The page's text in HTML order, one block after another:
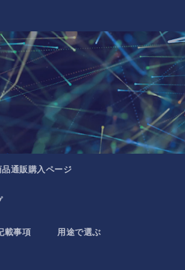
通販購入ページ
載事項 用途で選ぶ